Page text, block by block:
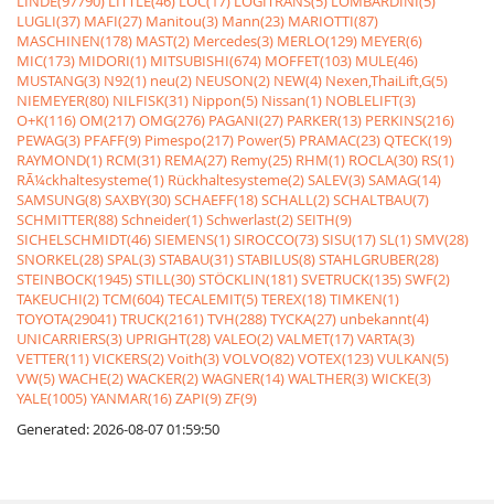
LUGLI(37) MAFI(27) Manitou(3) Mann(23) MARIOTTI(87)
MASCHINEN(178) MAST(2) Mercedes(3) MERLO(129) MEYER(6)
MIC(173) MIDORI(1) MITSUBISHI(674) MOFFET(103) MULE(46)
MUSTANG(3) N92(1) neu(2) NEUSON(2) NEW(4) Nexen,ThaiLift,G(5)
NIEMEYER(80) NILFISK(31) Nippon(5) Nissan(1) NOBLELIFT(3)
O+K(116)OM(217)OMG(276) PAGANI(27) PARKER(13) PERKINS(216)
PEWAG(3) PFAFF(9) Pimespo(217) Power(5) PRAMAC(23)QTECK(19)
RAYMOND(1) RCM(31) REMA(27) Remy(25) RHM(1) ROCLA(30) RS(1)
RÃ¼ckhaltesysteme(1) Rückhaltesysteme(2)SALEV(3)SAMAG(14)
SAMSUNG(8)SAXBY(30)SCHAEFF(18)SCHALL(2)SCHALTBAU(7)
SCHMITTER(88)Schneider(1)Schwerlast(2)SEITH(9)
SICHELSCHMIDT(46)SIEMENS(1)SIROCCO(73)SISU(17)SL(1)SMV(28)
SNORKEL(28)SPAL(3)STABAU(31)STABILUS(8)STAHLGRUBER(28)
STEINBOCK(1945)STILL(30)STÖCKLIN(181)SVETRUCK(135)SWF(2)
TAKEUCHI(2)TCM(604)TECALEMIT(5)TEREX(18)TIMKEN(1)
TOYOTA(29041)TRUCK(2161)TVH(288)TYCKA(27) unbekannt(4)
UNICARRIERS(3) UPRIGHT(28)VALEO(2)VALMET(17)VARTA(3)
VETTER(11)VICKERS(2)Voith(3)VOLVO(82)VOTEX(123)VULKAN(5)
VW(5)WACHE(2)WACKER(2)WAGNER(14)WALTHER(3)WICKE(3)
YALE(1005)YANMAR(16)ZAPI(9)ZF(9)
Generated: 2026-08-07 01:59:50